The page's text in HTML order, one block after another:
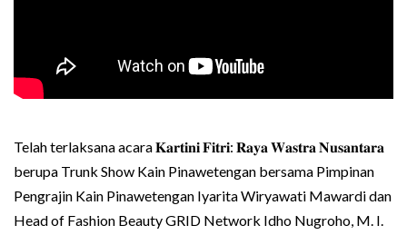
Telah terlaksana acara 𝐊𝐚𝐫𝐭𝐢𝐧𝐢 𝐅𝐢𝐭𝐫𝐢: 𝐑𝐚𝐲𝐚 𝐖𝐚𝐬𝐭𝐫𝐚 𝐍𝐮𝐬𝐚𝐧𝐭𝐚𝐫𝐚
berupa Trunk Show Kain Pinawetengan bersama Pimpinan
Pengrajin Kain Pinawetengan Iyarita Wiryawati Mawardi dan
Head of Fashion Beauty GRID Network Idho Nugroho, M. I.